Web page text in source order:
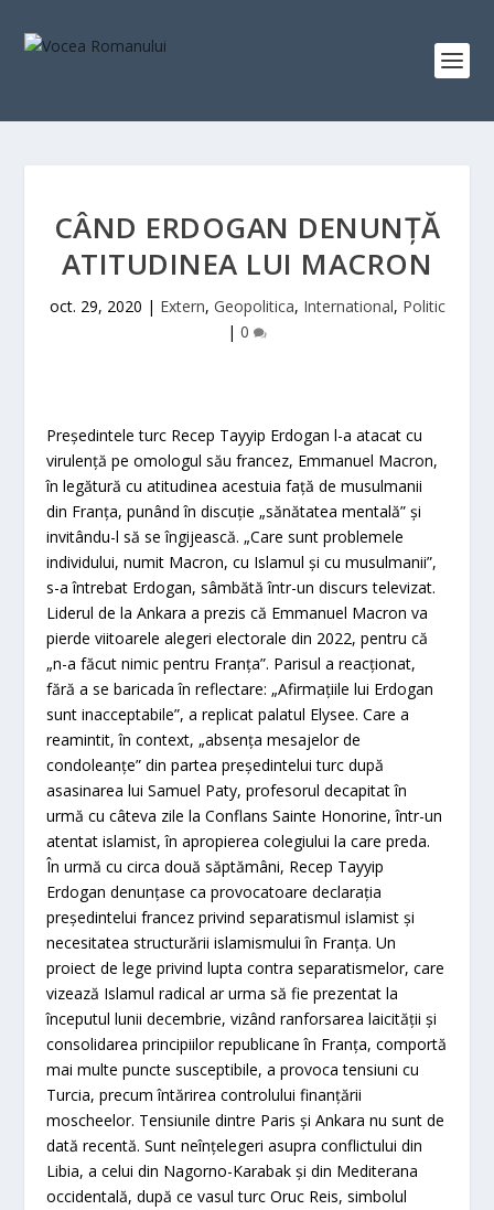
CÂND ERDOGAN DENUNŢĂ
ATITUDINEA LUI MACRON
oct. 29, 2020 | Extern, Geopolitica, International, Politic
| 0
Preşedintele turc Recep Tayyip Erdogan l-a atacat cu
virulenţă pe omologul său francez, Emmanuel Macron,
în legătură cu atitudinea acestuia faţă de musulmanii
din Franţa, punând în discuţie „sănătatea mentală” şi
invitându-l să se îngijească. „Care sunt problemele
individului, numit Macron, cu Islamul şi cu musulmanii”,
s-a întrebat Erdogan, sâmbătă într-un discurs televizat.
Liderul de la Ankara a prezis că Emmanuel Macron va
pierde viitoarele alegeri electorale din 2022, pentru că
„n-a făcut nimic pentru Franţa”. Parisul a reacţionat,
fără a se baricada în reflectare: „Afirmaţiile lui Erdogan
sunt inacceptabile”, a replicat palatul Elysee. Care a
reamintit, în context, „absenţa mesajelor de
condoleanţe” din partea preşedintelui turc după
asasinarea lui Samuel Paty, profesorul decapitat în
urmă cu câteva zile la Conflans Sainte Honorine, într-un
atentat islamist, în apropierea colegiului la care preda.
În urmă cu circa două săptămâni, Recep Tayyip
Erdogan denunţase ca provocatoare declaraţia
preşedintelui francez privind separatismul islamist şi
necesitatea structurării islamismului în Franţa. Un
proiect de lege privind lupta contra separatismelor, care
vizează Islamul radical ar urma să fie prezentat la
începutul lunii decembrie, vizând ranforsarea laicităţii şi
consolidarea principiilor republicane în Franţa, comportă
mai multe puncte susceptibile, a provoca tensiuni cu
Turcia, precum întărirea controlului finanţării
moscheelor. Tensiunile dintre Paris şi Ankara nu sunt de
dată recentă. Sunt neînţelegeri asupra conflictului din
Libia, a celui din Nagorno-Karabak şi din Mediterana
occidentală, după ce vasul turc Oruc Reis, simbolul